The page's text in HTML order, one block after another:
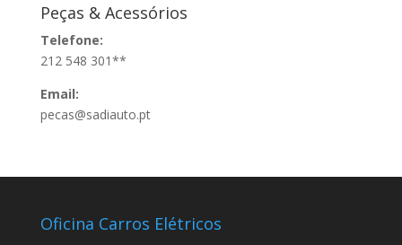
Peças & Acessórios
Telefone:
212 548 301**
Email:
pecas@sadiauto.pt
Oficina Carros Elétricos